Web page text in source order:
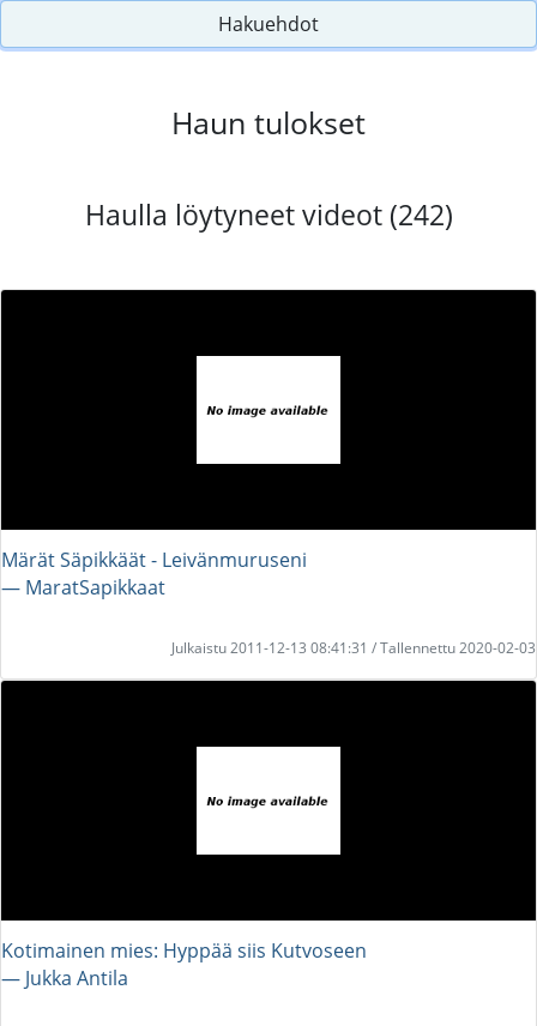
Hakuehdot
Haun tulokset
Haulla löytyneet videot (242)
Märät Säpikkäät - Leivänmuruseni
― MaratSapikkaat
Julkaistu 2011-12-13 08:41:31 / Tallennettu 2020-02-03
Kotimainen mies: Hyppää siis Kutvoseen
― Jukka Antila